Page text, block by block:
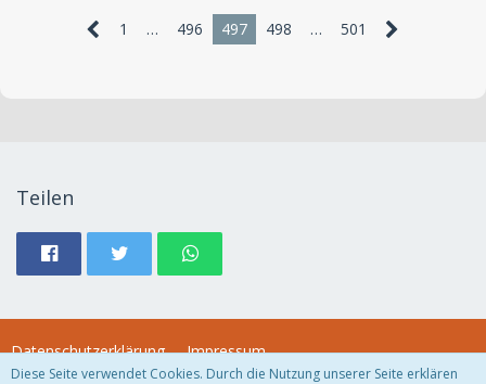
1 … 496 497 498 … 501
Teilen
Datenschutzerklärung Impressum
Diese Seite verwendet Cookies. Durch die Nutzung unserer Seite erklären